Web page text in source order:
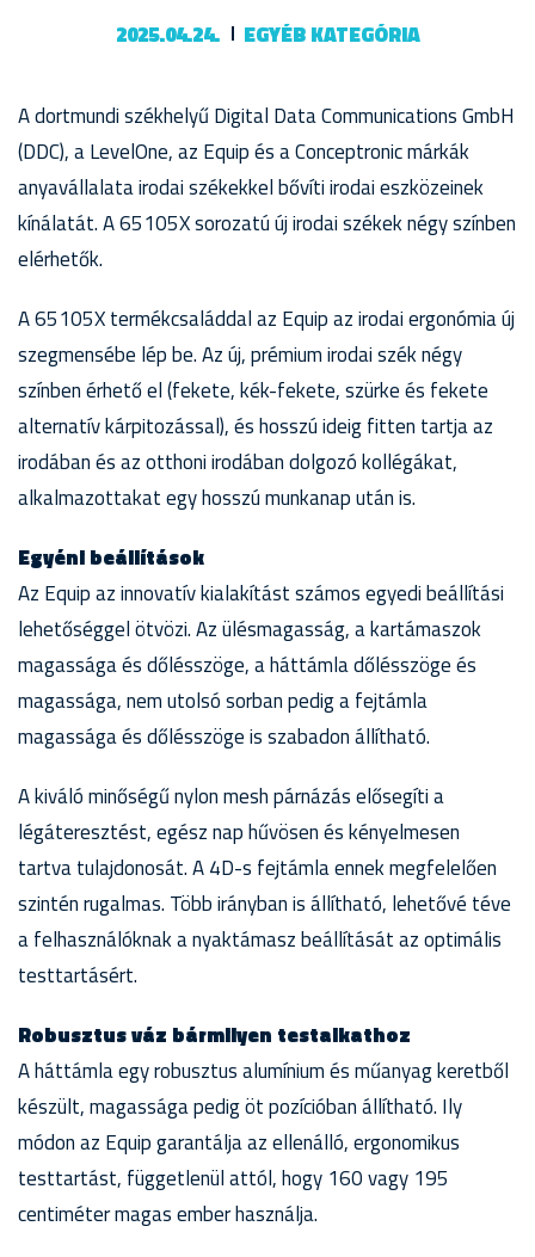
2025.04.24. EGYÉB KATEGÓRIA
A dortmundi székhelyű Digital Data Communications GmbH
(DDC), a LevelOne, az Equip és a Conceptronic márkák
anyavállalata irodai székekkel bővíti irodai eszközeinek
kínálatát. A 65105X sorozatú új irodai székek négy színben
elérhetők.
A 65105X termékcsaláddal az Equip az irodai ergonómia új
szegmensébe lép be. Az új, prémium irodai szék négy
színben érhető el (fekete, kék-fekete, szürke és fekete
alternatív kárpitozással), és hosszú ideig fitten tartja az
irodában és az otthoni irodában dolgozó kollégákat,
alkalmazottakat egy hosszú munkanap után is.
Egyéni beállítások
Az Equip az innovatív kialakítást számos egyedi beállítási
lehetőséggel ötvözi. Az ülésmagasság, a kartámaszok
magassága és dőlésszöge, a háttámla dőlésszöge és
magassága, nem utolsó sorban pedig a fejtámla
magassága és dőlésszöge is szabadon állítható.
A kiváló minőségű nylon mesh párnázás elősegíti a
légáteresztést, egész nap hűvösen és kényelmesen
tartva tulajdonosát. A 4D-s fejtámla ennek megfelelően
szintén rugalmas. Több irányban is állítható, lehetővé téve
a felhasználóknak a nyaktámasz beállítását az optimális
testtartásért.
Robusztus váz bármilyen testalkathoz
A háttámla egy robusztus alumínium és műanyag keretből
készült, magassága pedig öt pozícióban állítható. Ily
módon az Equip garantálja az ellenálló, ergonomikus
testtartást, függetlenül attól, hogy 160 vagy 195
centiméter magas ember használja.